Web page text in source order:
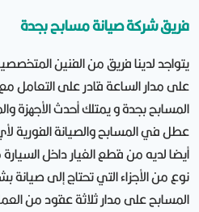
فريق شركة صيانة مسابح بجدة
يتواجد لدينا فريق من الفنين
على مدار الساعة قادر على التعامل
المسابح بجدة و يمتلك أحدث الأجهزة
عطل في المسابح والصيانة
نوع من الأجزاء التي تحتاج إلى
المسابح على مدار ثلاثة عقود من